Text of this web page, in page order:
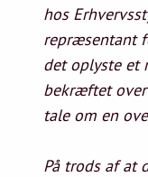
hos
repræsentant
det oplyste et
bekræftet
tale om en
På trods af at